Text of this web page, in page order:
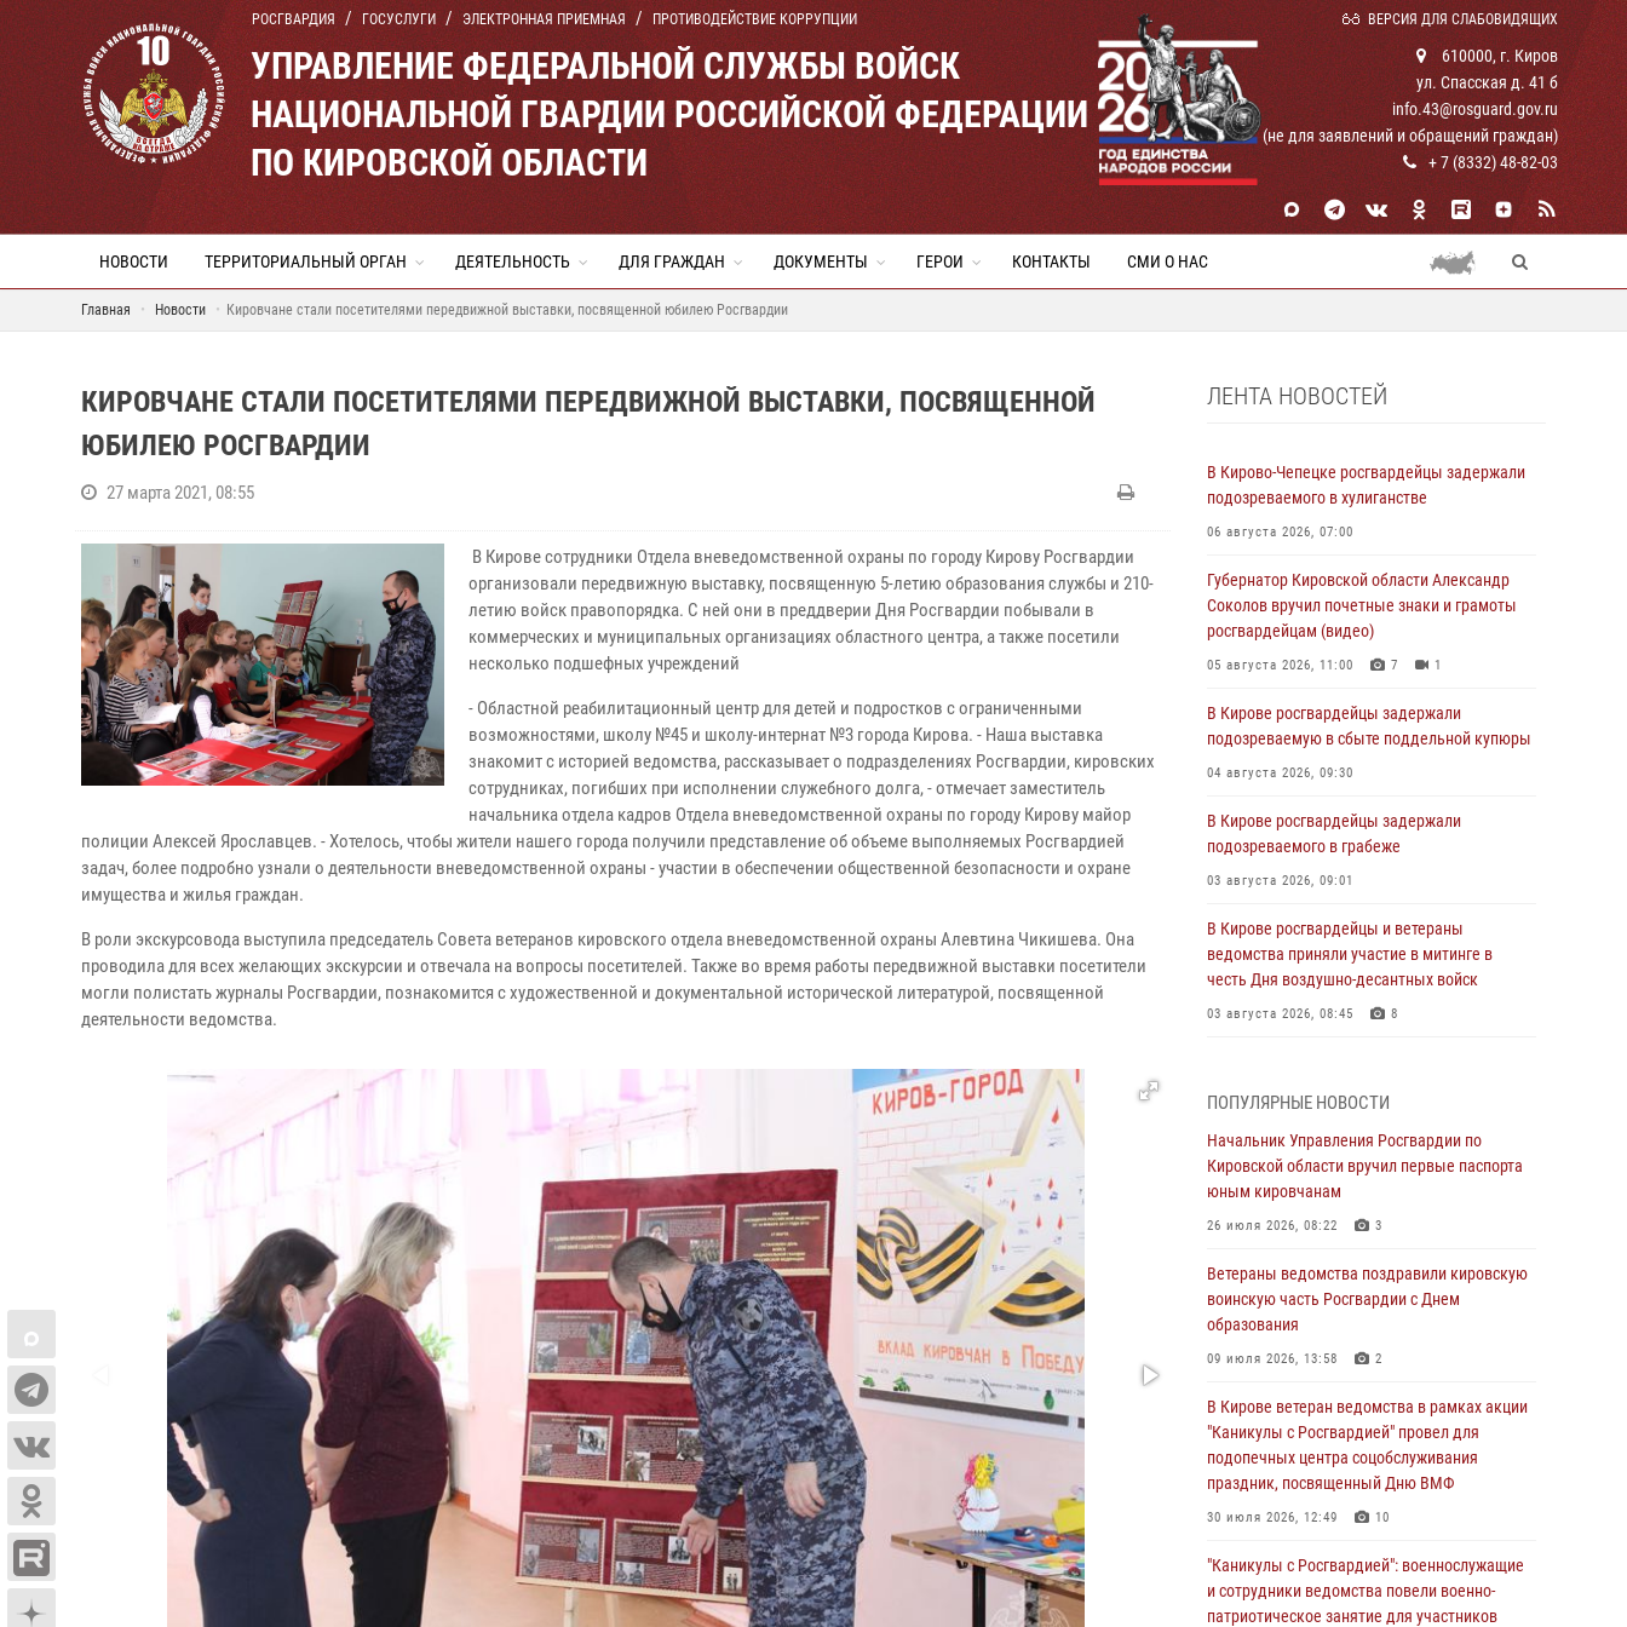
РОСГВАРДИЯ ГОСУСЛУГИ ЭЛЕКТРОННАЯ ПРИЕМНАЯ ПРОТИВОДЕЙСТВИЕ КОРРУПЦИИ ВЕРСИЯ ДЛЯ СЛАБОВИДЯЩИХ
УПРАВЛЕНИЕ ФЕДЕРАЛЬНОЙ СЛУЖБЫ ВОЙСК
НАЦИОНАЛЬНОЙ ГВАРДИИ РОССИЙСКОЙ ФЕДЕРАЦИИ
ПО КИРОВСКОЙ ОБЛАСТИ
610000, г. Киров
ул. Спасская д. 41 б
info.43@rosguard.gov.ru
(не для заявлений и обращений граждан)
+ 7 (8332) 48-82-03
НОВОСТИ ТЕРРИТОРИАЛЬНЫЙ ОРГАН ДЕЯТЕЛЬНОСТЬ ДЛЯ ГРАЖДАН ДОКУМЕНТЫ ГЕРОИ КОНТАКТЫ СМИ О НАС
Главная Новости Кировчане стали посетителями передвижной выставки, посвященной юбилею Росгвардии
КИРОВЧАНЕ СТАЛИ ПОСЕТИТЕЛЯМИ ПЕРЕДВИЖНОЙ ВЫСТАВКИ, ПОСВЯЩЕННОЙ
ЮБИЛЕЮ РОСГВАРДИИ
27 марта 2021, 08:55
В Кирове сотрудники Отдела вневедомственной охраны по городу Кирову Росгвардии
организовали передвижную выставку, посвященную 5-летию образования службы и 210-
летию войск правопорядка. С ней они в преддверии Дня Росгвардии побывали в
коммерческих и муниципальных организациях областного центра, а также посетили
несколько подшефных учреждений
- Областной реабилитационный центр для детей и подростков с ограниченными
возможностями, школу №45 и школу-интернат №3 города Кирова. - Наша выставка
знакомит с историей ведомства, рассказывает о подразделениях Росгвардии, кировских
сотрудниках, погибших при исполнении служебного долга, - отмечает заместитель
начальника отдела кадров Отдела вневедомственной охраны по городу Кирову майор
полиции Алексей Ярославцев. - Хотелось, чтобы жители нашего города получили представление об объеме выполняемых Росгвардией
задач, более подробно узнали о деятельности вневедомственной охраны - участии в обеспечении общественной безопасности и охране
имущества и жилья граждан.
В роли экскурсовода выступила председатель Совета ветеранов кировского отдела вневедомственной охраны Алевтина Чикишева. Она
проводила для всех желающих экскурсии и отвечала на вопросы посетителей. Также во время работы передвижной выставки посетители
могли полистать журналы Росгвардии, познакомится с художественной и документальной исторической литературой, посвященной
деятельности ведомства.
ЛЕНТА НОВОСТЕЙ
В Кирово-Чепецке росгвардейцы задержали
подозреваемого в хулиганстве
06 августа 2026, 07:00
Губернатор Кировской области Александр
Соколов вручил почетные знаки и грамоты
росгвардейцам (видео)
05 августа 2026, 11:00 7 1
В Кирове росгвардейцы задержали
подозреваемую в сбыте поддельной купюры
04 августа 2026, 09:30
В Кирове росгвардейцы задержали
подозреваемого в грабеже
03 августа 2026, 09:01
В Кирове росгвардейцы и ветераны
ведомства приняли участие в митинге в
честь Дня воздушно-десантных войск
03 августа 2026, 08:45 8
1 августа – День дежурной службы войск
национальной гвардии Российской
Федерации
В Росгвардии вспоминают российских
воинов, погибших в Первой мировой войне
1914-1918 годов
В Кирове офицер Росгвардии стал
победителем открытого шахматного турнира
01 августа 2026, 07:08 1
армии Виктор Золотов поздравил
специалистов подразделений тыла с
профессиональным праздником
ПОПУЛЯРНЫЕ НОВОСТИ
Начальник Управления Росгвардии по
Кировской области вручил первые паспорта
юным кировчанам
26 июля 2026, 08:22 3
Ветераны ведомства поздравили кировскую
воинскую часть Росгвардии с Днем
образования
09 июля 2026, 13:58 2
В Кирове ветеран ведомства в рамках акции
"Каникулы с Росгвардией" провел для
подопечных центра соцобслуживания
праздник, посвященный Дню ВМФ
30 июля 2026, 12:49 10
"Каникулы с Росгвардией": военнослужащие
и сотрудники ведомства повели военно-
патриотическое занятие для участников